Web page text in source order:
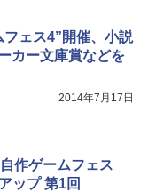
ェス4”開催、小説
カー文庫賞などを
2014年7月17日
作ゲームフェス
ップ 第1回